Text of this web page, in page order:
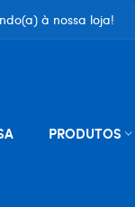
à nossa loja!
PRODUTOS